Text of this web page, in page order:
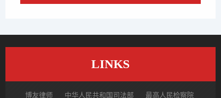
LINKS
博友律师 中华人民共和国司法部 最高人民检察院